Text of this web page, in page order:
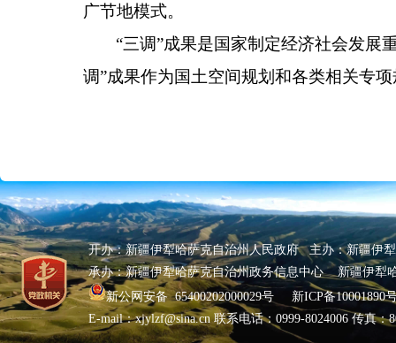
广节地模式。
“三调”成果是国家制定经济社会发展
调”成果作为国土空间规划和各类相关专
开办：新疆伊犁哈萨克自治州人民政府 主办：新疆伊
承办：新疆伊犁哈萨克自治州政务信息中心 新疆伊犁
新公网安备 65400202000029号
新ICP备10001890
E-mail：xjylzf@sina.cn 联系电话：0999-8024006 传真